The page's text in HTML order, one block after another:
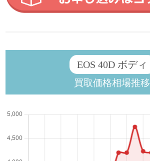
EOS 40D ボディ
買取価格相場推移